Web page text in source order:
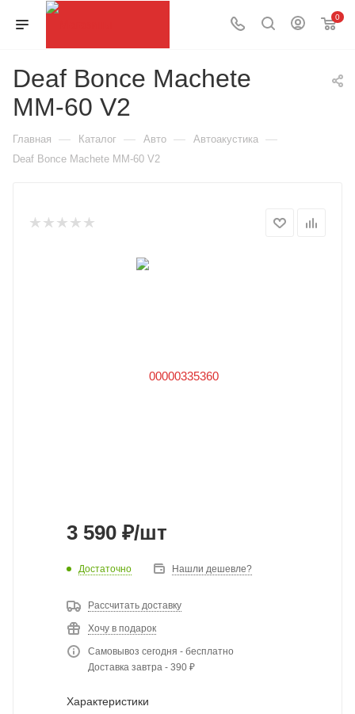
0
Deaf Bonce Machete
MM-60 V2
Главная — Каталог — Авто — Автоакустика —
Deaf Bonce Machete MM-60 V2
3 590 ₽/шт
Достаточно Нашли дешевле?
Рассчитать доставку
Хочу в подарок
Самовывоз сегодня - бесплатно
Доставка завтра - 390 ₽
Характеристики